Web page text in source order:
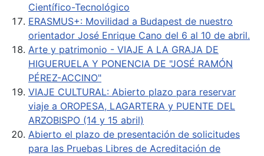
Científico-Tecnológico
ERASMUS+: Movilidad a Budapest de nuestro
orientador José Enrique Cano del 6 al 10 de abril.
Arte y patrimonio - VIAJE A LA GRAJA DE
HIGUERUELA Y PONENCIA DE "JOSÉ RAMÓN
PÉREZ-ACCINO"
VIAJE CULTURAL: Abierto plazo para reservar
viaje a OROPESA, LAGARTERA y PUENTE DEL
ARZOBISPO (14 y 15 abril)
Abierto el plazo de presentación de solicitudes
para las Pruebas Libres de Acreditación de